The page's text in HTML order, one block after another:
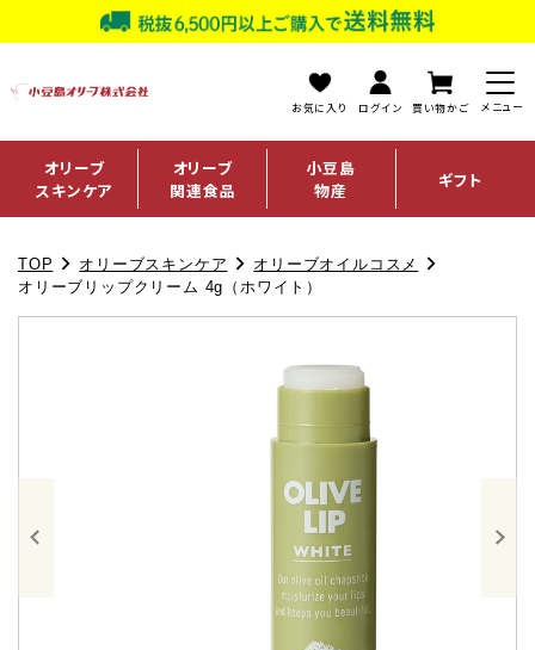
お気に入り ログイン 買い物かご
オリーブ
スキンケア
オリーブ
関連食品
小豆島
物産
ギフト
TOP オリーブスキンケア
オリーブオイルコスメ
オリーブリップクリーム 4g（ホワイト）